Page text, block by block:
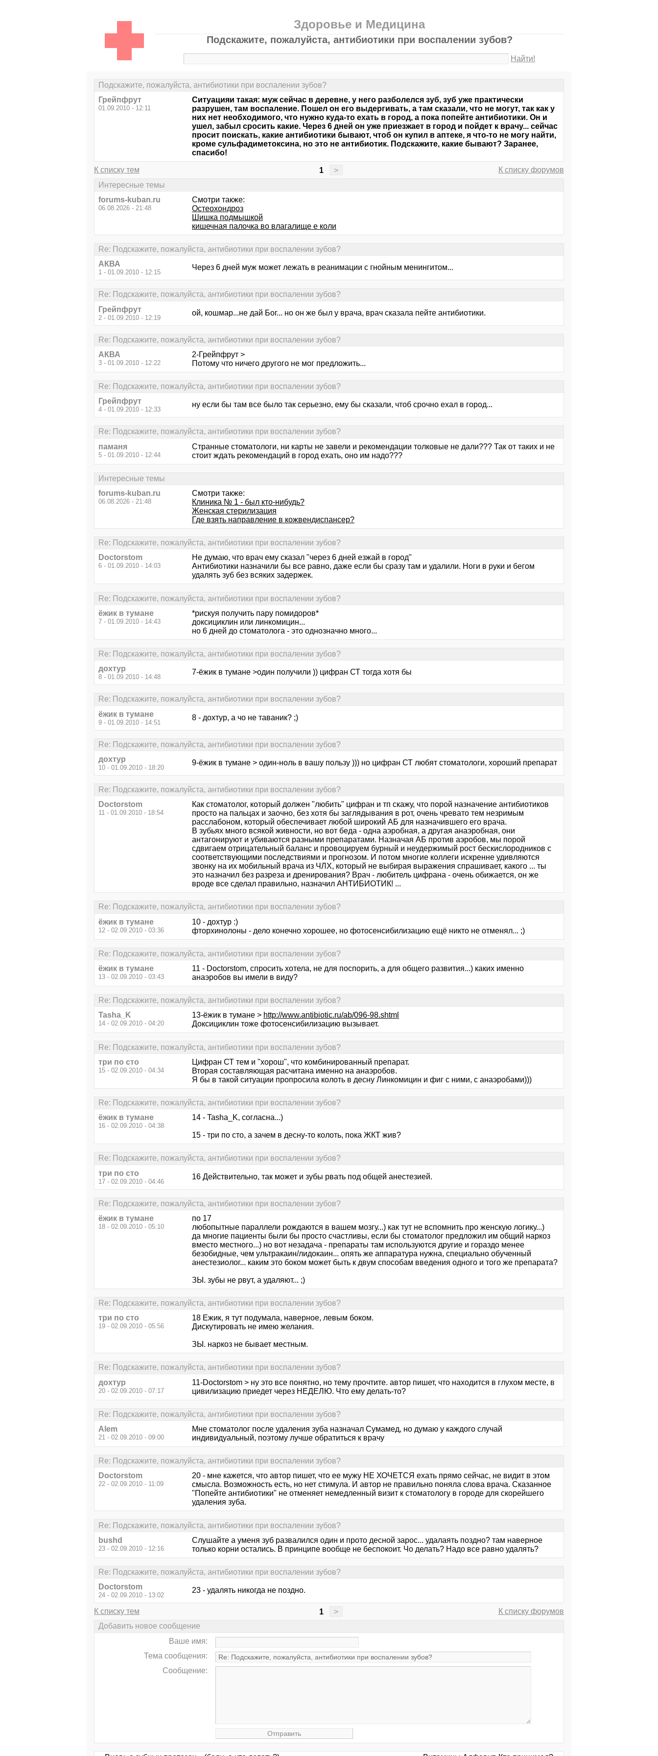
Здоровье и Медицина
Подскажите, пожалуйста, антибиотики при воспалении зубов?
Найти!
Подскажите, пожалуйста, антибиотики при воспалении зубов?
Грейпфрут
01.09.2010 - 12:11
Ситуацияи такая: муж сейчас в деревне, у него разболелся зуб, зуб уже практически
разрушен, там воспаление. Пошел он его выдергивать, а там сказали, что не могут, так как у
них нет необходимого, что нужно куда-то ехать в город, а пока попейте антибиотики. Он и
ушел, забыл сросить какие. Через 6 дней он уже приезжает в город и пойдет к врачу... сейчас
просит поискать, какие антибиотики бывают, чтоб он купил в аптеке, я что-то не могу найти,
кроме сульфадиметоксина, но это не антибиотик. Подскажите, какие бывают? Заранее,
спасибо!
К списку тем 1 >
К списку форумов
Интересные темы
forums-kuban.ru
06.08.2026 - 21:48
Смотри также:
Остеохондроз
Шишка подмышкой
кишечная палочка во влагалище е коли
Re: Подскажите, пожалуйста, антибиотики при воспалении зубов?
АКВА
1 - 01.09.2010 - 12:15
Через 6 дней муж может лежать в реанимации с гнойным менингитом...
Re: Подскажите, пожалуйста, антибиотики при воспалении зубов?
Грейпфрут
2 - 01.09.2010 - 12:19
ой, кошмар...не дай Бог... но он же был у врача, врач сказала пейте антибиотики.
Re: Подскажите, пожалуйста, антибиотики при воспалении зубов?
АКВА
3 - 01.09.2010 - 12:22
2-Грейпфрут >
Потому что ничего другого не мог предложить...
Re: Подскажите, пожалуйста, антибиотики при воспалении зубов?
Грейпфрут
4 - 01.09.2010 - 12:33
ну если бы там все было так серьезно, ему бы сказали, чтоб срочно ехал в город...
Re: Подскажите, пожалуйста, антибиотики при воспалении зубов?
паманя
5 - 01.09.2010 - 12:44
Странные стоматологи, ни карты не завели и рекомендации толковые не дали??? Так от таких и не
стоит ждать рекомендаций в город ехать, оно им надо???
Интересные темы
forums-kuban.ru
06.08.2026 - 21:48
Смотри также:
Клиника № 1 - был кто-нибудь?
Женская стерилизация
Где взять направление в кожвендиспансер?
Re: Подскажите, пожалуйста, антибиотики при воспалении зубов?
Doctorstom
6 - 01.09.2010 - 14:03
Не думаю, что врач ему сказал "через 6 дней езжай в город"
Антибиотики назначили бы все равно, даже если бы сразу там и удалили. Ноги в руки и бегом
удалять зуб без всяких задержек.
Re: Подскажите, пожалуйста, антибиотики при воспалении зубов?
ёжик в тумане
7 - 01.09.2010 - 14:43
*рискуя получить пару помидоров*
доксициклин или линкомицин...
но 6 дней до стоматолога - это однозначно много...
Re: Подскажите, пожалуйста, антибиотики при воспалении зубов?
дохтур
8 - 01.09.2010 - 14:48
7-ёжик в тумане >один получили )) цифран СТ тогда хотя бы
Re: Подскажите, пожалуйста, антибиотики при воспалении зубов?
ёжик в тумане
9 - 01.09.2010 - 14:51
8 - дохтур, а чо не таваник? ;)
Re: Подскажите, пожалуйста, антибиотики при воспалении зубов?
дохтур
10 - 01.09.2010 - 18:20
9-ёжик в тумане > один-ноль в вашу пользу ))) но цифран СТ любят стоматологи, хороший препарат
Re: Подскажите, пожалуйста, антибиотики при воспалении зубов?
Doctorstom
11 - 01.09.2010 - 18:54
Как стоматолог, который должен "любить" цифран и тп скажу, что порой назначение антибиотиков
просто на пальцах и заочно, без хотя бы заглядывания в рот, очень чревато тем незримым
расслабоном, который обеспечивает любой широкий АБ для назначившего его врача.
В зубьях много всякой живности, но вот беда - одна аэробная, а другая анаэробная, они
антагонируют и убиваются разными препаратами. Назначая АБ против аэробов, мы порой
сдвигаем отрицательный баланс и провоцируем бурный и неудержимый рост бескислородников с
соответствующими последствиями и прогнозом. И потом многие коллеги искренне удивляются
звонку на их мобильный врача из ЧЛХ, который не выбирая выражения спрашивает, какого ... ты
это назначил без разреза и дренирования? Врач - любитель цифрана - очень обижается, он же
вроде все сделал правильно, назначил АНТИБИОТИК! ...
Re: Подскажите, пожалуйста, антибиотики при воспалении зубов?
ёжик в тумане
12 - 02.09.2010 - 03:36
10 - дохтур :)
фторхинолоны - дело конечно хорошее, но фотосенсибилизацию ещё никто не отменял... ;)
Re: Подскажите, пожалуйста, антибиотики при воспалении зубов?
ёжик в тумане
13 - 02.09.2010 - 03:43
11 - Doctorstom, спросить хотела, не для поспорить, а для общего развития...) каких именно
анаэробов вы имели в виду?
Re: Подскажите, пожалуйста, антибиотики при воспалении зубов?
Tasha_K
14 - 02.09.2010 - 04:20
13-ёжик в тумане > http://www.antibiotic.ru/ab/096-98.shtml
Доксициклин тоже фотосенсибилизацию вызывает.
Re: Подскажите, пожалуйста, антибиотики при воспалении зубов?
три по сто
15 - 02.09.2010 - 04:34
Цифран СТ тем и "хорош", что комбинированный препарат.
Вторая составляющая расчитана именно на анаэробов.
Я бы в такой ситуации пропросила колоть в десну Линкомицин и фиг с ними, с анаэробами)))
Re: Подскажите, пожалуйста, антибиотики при воспалении зубов?
ёжик в тумане
16 - 02.09.2010 - 04:38
14 - Tasha_K, согласна...)
15 - три по сто, а зачем в десну-то колоть, пока ЖКТ жив?
Re: Подскажите, пожалуйста, антибиотики при воспалении зубов?
три по сто
17 - 02.09.2010 - 04:46
16 Действительно, так может и зубы рвать под общей анестезией.
Re: Подскажите, пожалуйста, антибиотики при воспалении зубов?
ёжик в тумане
18 - 02.09.2010 - 05:10
по 17
любопытные параллели рождаются в вашем мозгу...) как тут не вспомнить про женскую логику...)
да многие пациенты были бы просто счастливы, если бы стоматолог предложил им общий наркоз
вместо местного...) но вот незадача - препараты там используются другие и гораздо менее
безобидные, чем ультракаин/лидокаин... опять же аппаратура нужна, специально обученный
анестезиолог... каким это боком может быть к двум способам введения одного и того же препарата?
ЗЫ. зубы не рвут, а удаляют... ;)
Re: Подскажите, пожалуйста, антибиотики при воспалении зубов?
три по сто
19 - 02.09.2010 - 05:56
18 Ежик, я тут подумала, наверное, левым боком.
Дискутировать не имею желания.
ЗЫ. наркоз не бывает местным.
Re: Подскажите, пожалуйста, антибиотики при воспалении зубов?
дохтур
20 - 02.09.2010 - 07:17
11-Doctorstom > ну это все понятно, но тему прочтите. автор пишет, что находится в глухом месте, в
цивилизацию приедет через НЕДЕЛЮ. Что ему делать-то?
Re: Подскажите, пожалуйста, антибиотики при воспалении зубов?
Alem
21 - 02.09.2010 - 09:00
Мне стоматолог после удаления зуба назначал Сумамед, но думаю у каждого случай
индивидуальный, поэтому лучше обратиться к врачу
Re: Подскажите, пожалуйста, антибиотики при воспалении зубов?
Doctorstom
22 - 02.09.2010 - 11:09
20 - мне кажется, что автор пишет, что ее мужу НЕ ХОЧЕТСЯ ехать прямо сейчас, не видит в этом
смысла. Возможность есть, но нет стимула. И автор не правильно поняла слова врача. Сказанное
"Попейте антибиотики" не отменяет немедленный визит к стоматологу в городе для скорейшего
удаления зуба.
Re: Подскажите, пожалуйста, антибиотики при воспалении зубов?
bushd
23 - 02.09.2010 - 12:16
Cлушайте а уменя зуб развалился один и прото десной зарос... удалаять поздно? там наверное
только корни остались. В принципе вообще не беспокоит. Чо делать? Надо все равно удалять?
Re: Подскажите, пожалуйста, антибиотики при воспалении зубов?
Doctorstom
24 - 02.09.2010 - 13:02
23 - удалять никогда не поздно.
К списку тем 1 >
К списку форумов
Добавить новое сообщение
Ваше имя:
Тема сообщения:
Сообщение: